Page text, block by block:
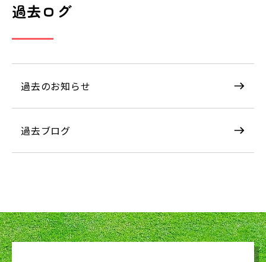
過去ログ
過去のお知らせ
過去ブログ